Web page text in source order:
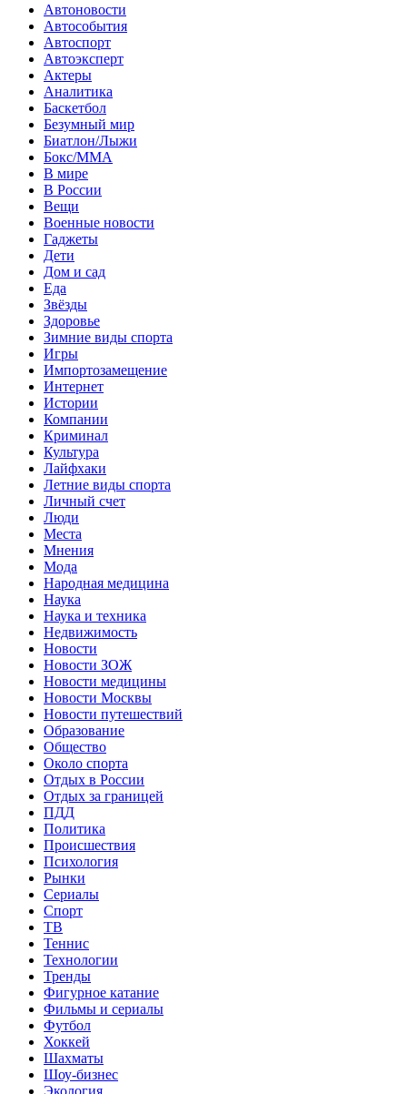
Автоновости
Автособытия
Автоспорт
Автоэксперт
Актеры
Аналитика
Баскетбол
Безумный мир
Биатлон/Лыжи
Бокс/MMA
В мире
В России
Вещи
Военные новости
Гаджеты
Дети
Дом и сад
Еда
Звёзды
Здоровье
Зимние виды спорта
Игры
Импортозамещение
Интернет
Истории
Компании
Криминал
Культура
Лайфхаки
Летние виды спорта
Личный счет
Люди
Места
Мнения
Мода
Народная медицина
Наука
Наука и техника
Недвижимость
Новости
Новости ЗОЖ
Новости медицины
Новости Москвы
Новости путешествий
Образование
Общество
Около спорта
Отдых в России
Отдых за границей
ПДД
Политика
Происшествия
Психология
Рынки
Сериалы
Спорт
ТВ
Теннис
Технологии
Тренды
Фигурное катание
Фильмы и сериалы
Футбол
Хоккей
Шахматы
Шоу-бизнес
Экология